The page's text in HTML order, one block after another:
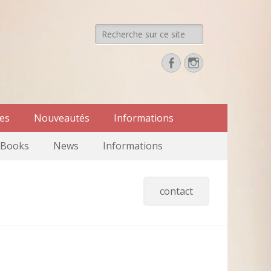
Recherche
de:
FacebookInstagram
Nouveautés Informations
Books News Informations
contact